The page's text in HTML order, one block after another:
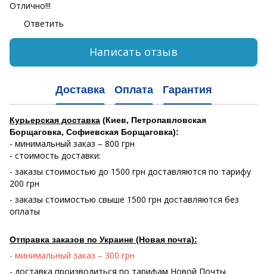
Отлично!!!
Ответить
Написать отзыв
Доставка Оплата Гарантия
Курьерская доставка (Киев, Петропавловская
Борщаговка, Софиевская Борщаговка):
- минимальный заказ – 800 грн
- стоимость доставки:
- заказы стоимостью до 1500 грн доставляются по тарифу
200 грн
- заказы стоимостью свыше 1500 грн доставляются без
оплаты
Отправка заказов по Украине (Новая почта):
- минимальный заказ – 300 грн
- доставка производиться по тарифам Новой Почты